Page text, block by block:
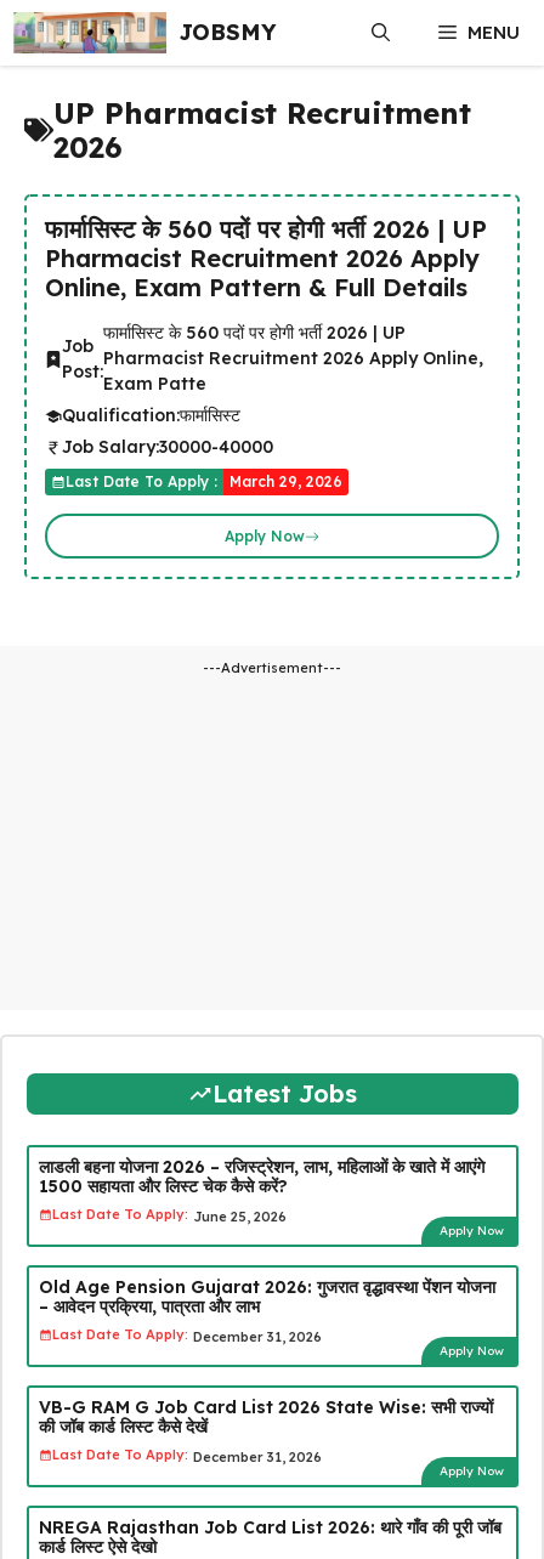
Skip
to
content
JOBSMY MENU
UP Pharmacist Recruitment
2026
फार्मासिस्ट के 560 पदों पर होगी भर्ती 2026 | UP
Pharmacist Recruitment 2026 Apply
Online, Exam Pattern & Full Details
Job
Post:
फार्मासिस्ट के 560 पदों पर होगी भर्ती 2026 | UP
Pharmacist Recruitment 2026 Apply Online,
Exam Patte
Qualification:फार्मासिस्ट
Job Salary:30000-40000
Last Date To Apply : March 29, 2026
Apply Now
---Advertisement---
Latest Jobs
लाडली बहना योजना 2026 – रजिस्ट्रेशन, लाभ, महिलाओं के खाते में आएंगे
₹1500 सहायता और लिस्ट चेक कैसे करें?
Last Date To Apply: June 25, 2026
Apply Now
Old Age Pension Gujarat 2026: गुजरात वृद्धावस्था पेंशन योजना
– आवेदन प्रक्रिया, पात्रता और लाभ
Last Date To Apply: December 31, 2026
Apply Now
VB-G RAM G Job Card List 2026 State Wise: सभी राज्यों
की जॉब कार्ड लिस्ट कैसे देखें
Last Date To Apply: December 31, 2026
Apply Now
NREGA Rajasthan Job Card List 2026: थारे गाँव की पूरी जॉब
कार्ड लिस्ट ऐसे देखो